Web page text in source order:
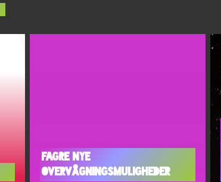
Fagre nye
overvågningsmuligheder